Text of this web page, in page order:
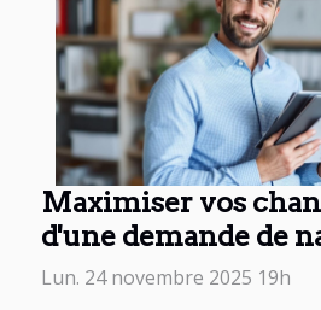
Maximiser vos
d'une demande de
Lun. 24 novembre 2025 19h